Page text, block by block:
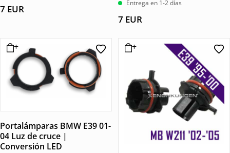
7 EUR
Entrega en 1-2 días
7 EUR
Portalámparas BMW E39 01-
04 Luz de cruce |
Conversión LED